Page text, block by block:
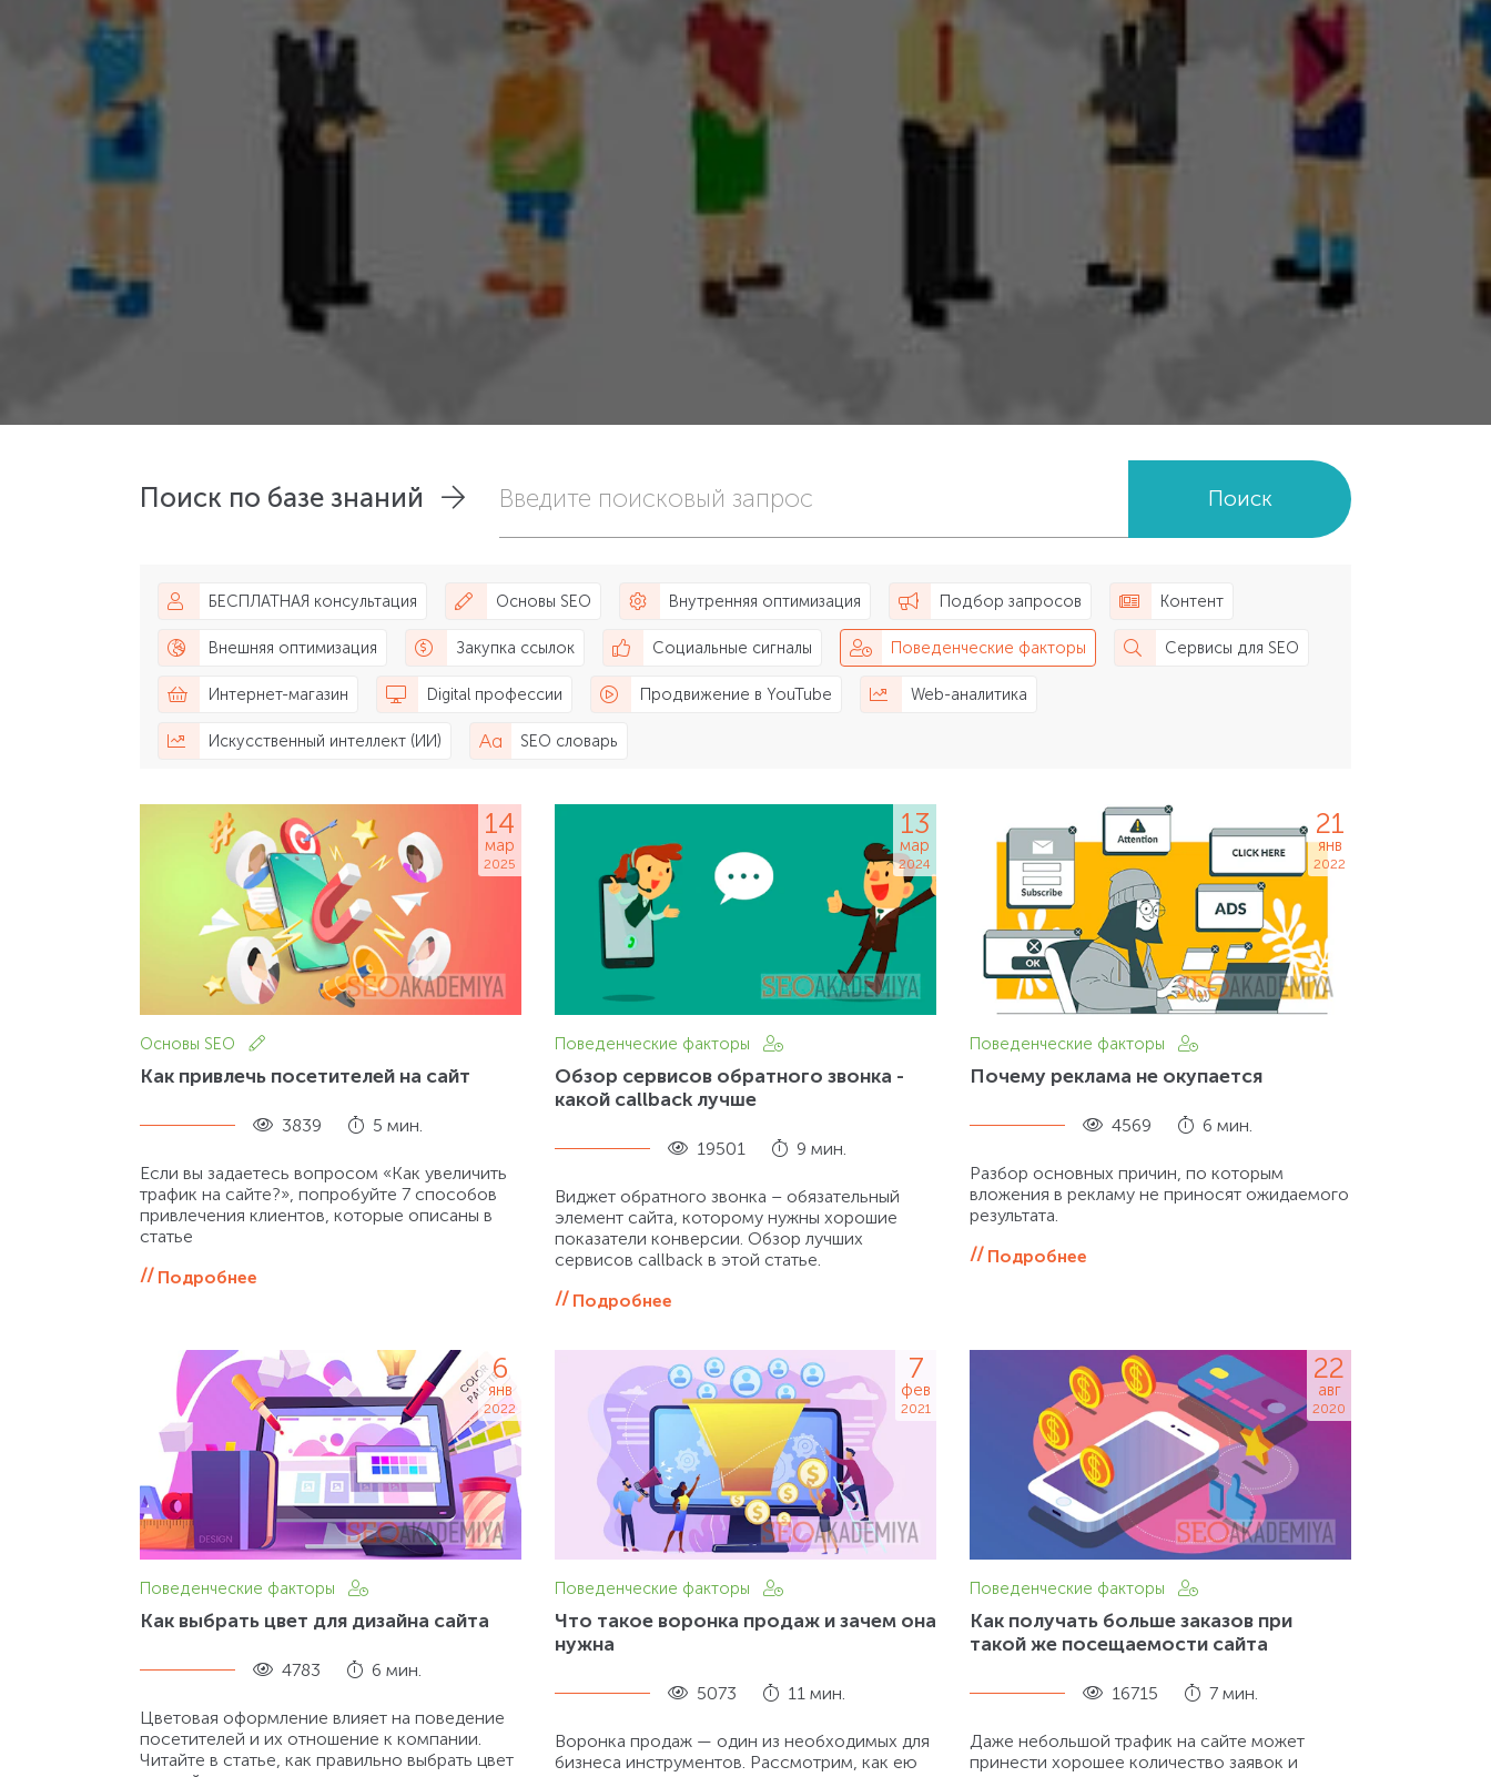
Поиск по базе знаний Введите поисковый запрос Поиск
БЕСПЛАТНАЯ консультация Основы SEO Внутренняя оптимизация Подбор запросов Контент
Внешняя оптимизация Закупка ссылок Социальные сигналы Поведенческие факторы Сервисы для SEO
Интернет-магазин Digital профессии Продвижение в YouTube Web-аналитика
Искусственный интеллект (ИИ) SEO словарь
14
мар
2025
Основы SEO
Как привлечь посетителей на сайт
3839 5 мин.
Если вы задаетесь вопросом «Как увеличить
трафик на сайте?», попробуйте 7 способов
привлечения клиентов, которые описаны в
статье
Подробнее
13
мар
2024
Поведенческие факторы
Обзор сервисов обратного звонка -
какой callback лучше
19501 9 мин.
Виджет обратного звонка – обязательный
элемент сайта, которому нужны хорошие
показатели конверсии. Обзор лучших
сервисов callback в этой статье.
Подробнее
21
янв
2022
Поведенческие факторы
Почему реклама не окупается
4569 6 мин.
Разбор основных причин, по которым
вложения в рекламу не приносят ожидаемого
результата.
Подробнее
6
янв
2022
Поведенческие факторы
Как выбрать цвет для дизайна сайта
4783 6 мин.
Цветовая оформление влияет на поведение
посетителей и их отношение к компании.
Читайте в статье, как правильно выбрать цвет
7
фев
2021
Поведенческие факторы
Что такое воронка продаж и зачем она
нужна
5073 11 мин.
Воронка продаж — один из необходимых для
бизнеса инструментов. Рассмотрим, как ею
22
авг
2020
Поведенческие факторы
Как получать больше заказов при
такой же посещаемости сайта
16715 7 мин.
Даже небольшой трафик на сайте может
принести хорошее количество заявок и